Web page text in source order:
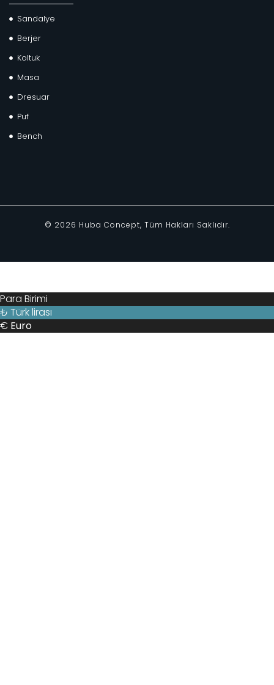
Sandalye
Berjer
Koltuk
Masa
Dresuar
Puf
Bench
© 2026 Huba Concept, Tüm Hakları Saklıdır.
Para Birimi
₺ Türk lirası
€ Euro